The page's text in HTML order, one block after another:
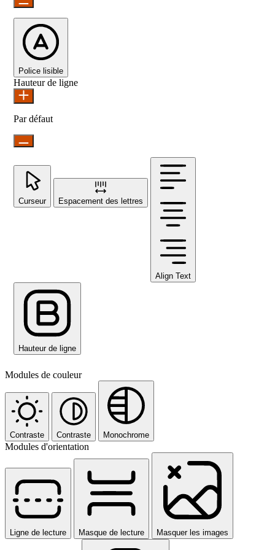
Police lisible
Hauteur de ligne
Par défaut
Curseur Espacement des lettres
Align Text
Hauteur de ligne
Modules de couleur
Contraste Contraste Monochrome
Modules d'orientation
Ligne de lecture Masque de lecture Masquer les images